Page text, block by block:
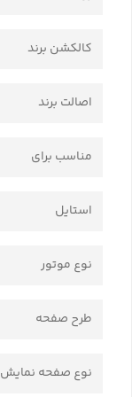
کالکشن برند
اصالت برند
مناسب برای
استایل
نوع موتور
طرح صفحه
نوع صفحه نمایش